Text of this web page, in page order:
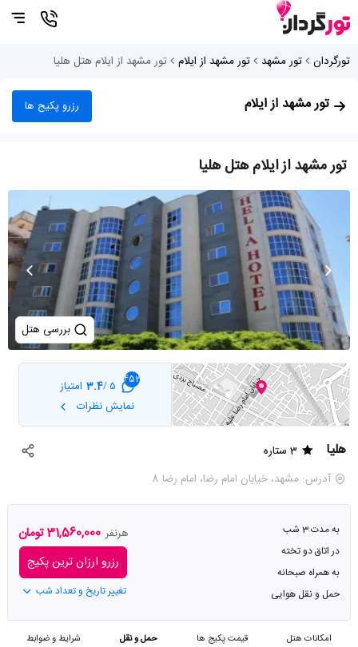
تورگردان تور مشهد تور مشهد از ایلام تور مشهد از ایلام هتل هلیا
تور مشهد از ایلام رزرو پکیج ها
تور مشهد از ایلام هتل هلیا
بررسی هتل
452
5 /
3.4 امتیاز
نمایش نظرات
هلیا
3 ستاره
آدرس: مشهد، خیابان امام رضا، امام رضا 8
به مدت 3 شب
در اتاق دو تخته
به همراه صبحانه
حمل و نقل هوایی
هرنفر 31,560,000 تومان
رزرو ارزان ترین پکیج
تغییر تاریخ و تعداد شب
امکانات هتل قیمت پکیج ها حمل و نقل شرایط و ضوابط